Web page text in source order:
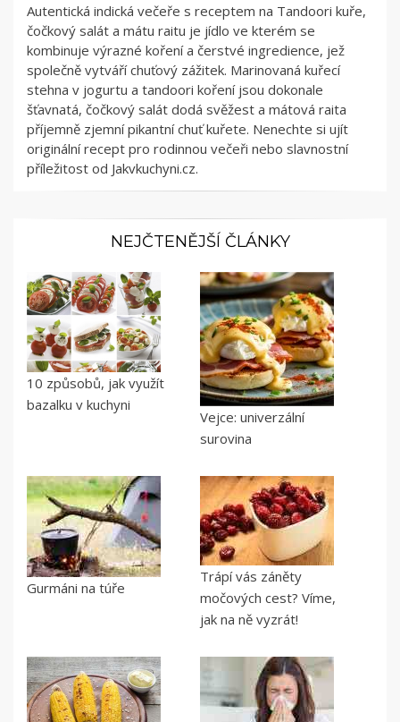
Autentická indická večeře s receptem na Tandoori kuře,
čočkový salát a mátu raitu je jídlo ve kterém se
kombinuje výrazné koření a čerstvé ingredience, jež
společně vytváří chuťový zážitek. Marinovaná kuřecí
stehna v jogurtu a tandoori koření jsou dokonale
šťavnatá, čočkový salát dodá svěžest a mátová raita
příjemně zjemní pikantní chuť kuřete. Nenechte si ujít
originální recept pro rodinnou večeři nebo slavnostní
příležitost od Jakvkuchyni.cz.
NEJČTENĚJŠÍ ČLÁNKY
10 způsobů, jak využít
bazalku v kuchyni
Vejce: univerzální
surovina
Gurmáni na túře
Trápí vás záněty
močových cest? Víme,
jak na ně vyzrát!